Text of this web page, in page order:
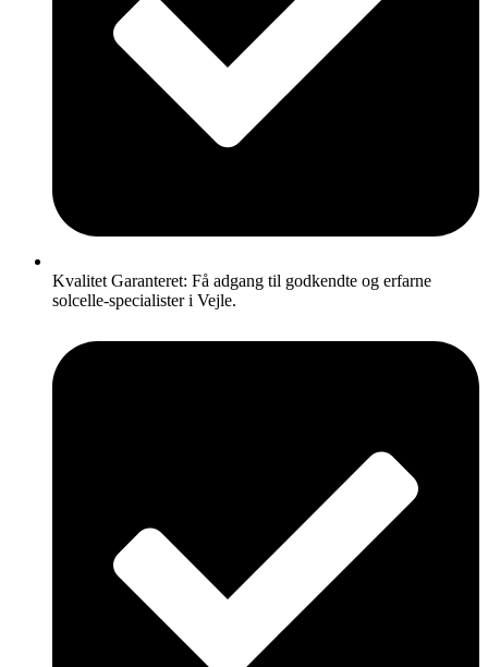
Kvalitet Garanteret: Få adgang til godkendte og erfarne
solcelle-specialister i Vejle.